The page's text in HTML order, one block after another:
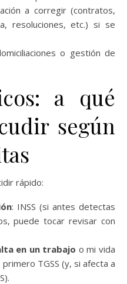
a corregir (contratos,
resoluciones, etc.) si se
o gestión de
a qué
según
rápido:
: INSS (si antes detectas
puede tocar revisar con
en un trabajo o mi vida
TGSS (y, si afecta a